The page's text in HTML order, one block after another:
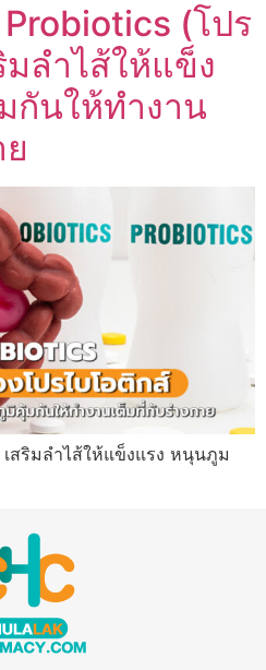
(โปร
ลำไส้ให้แข็ง
กันให้ทำงาน
สริมลำไส้ให้แข็งแรง หนุนภูม